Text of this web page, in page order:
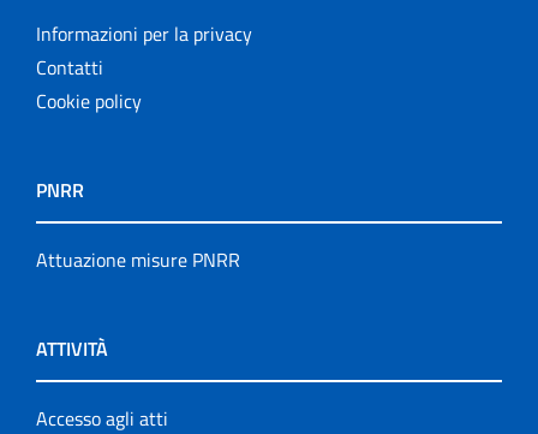
Informazioni per la privacy
Contatti
Cookie policy
PNRR
Attuazione misure PNRR
ATTIVITÀ
Accesso agli atti